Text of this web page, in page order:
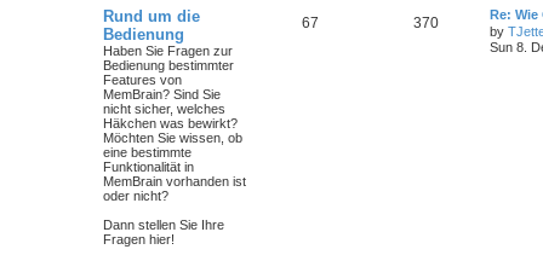
Rund um die
Bedienung
Haben Sie Fragen zur
Bedienung bestimmter
Features von
MemBrain? Sind Sie
nicht sicher, welches
Häkchen was bewirkt?
Möchten Sie wissen, ob
eine bestimmte
Funktionalität in
MemBrain vorhanden ist
oder nicht?
Dann stellen Sie Ihre
Fragen hier!
67 370
Re:
by
Sun 8.